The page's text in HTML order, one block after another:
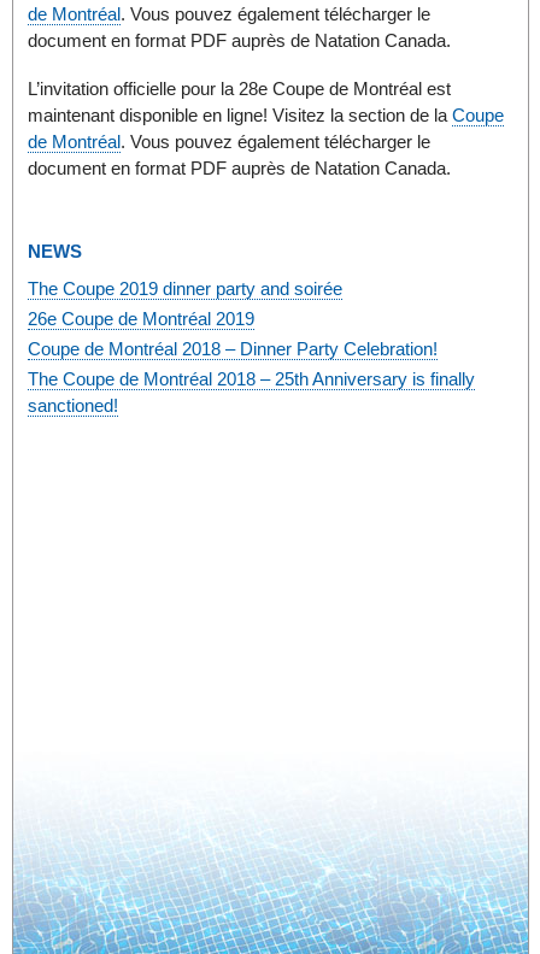
de Montréal. Vous pouvez également télécharger le
document en format PDF auprès de Natation Canada.
L’invitation officielle pour la 28e Coupe de Montréal est
maintenant disponible en ligne! Visitez la section de la Coupe
de Montréal. Vous pouvez également télécharger le
document en format PDF auprès de Natation Canada.
NEWS
The Coupe 2019 dinner party and soirée
26e Coupe de Montréal 2019
Coupe de Montréal 2018 – Dinner Party Celebration!
The Coupe de Montréal 2018 – 25th Anniversary is finally
sanctioned!